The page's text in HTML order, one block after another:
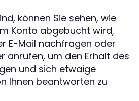
können Sie sehen, wie
Konto abgebucht wird,
E-Mail nachfragen oder
anrufen, um den Erhalt des
und sich etwaige
Ihnen beantworten zu